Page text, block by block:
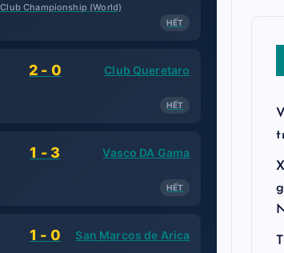
Championship (World)
HẾT
2 - 0 Club Queretaro
HẾT
1 - 3 Vasco DA Gama
HẾT
1 - 0 San Marcos de Arica